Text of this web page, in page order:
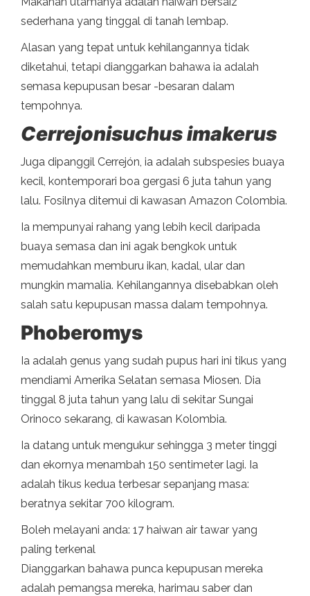
sederhana yang tinggal di tanah lembap.
Alasan yang tepat untuk kehilangannya tidak
diketahui, tetapi dianggarkan bahawa ia adalah
semasa kepupusan besar -besaran dalam
tempohnya.
Cerrejonisuchus imakerus
Juga dipanggil Cerrejón, ia adalah subspesies buaya
kecil, kontemporari boa gergasi 6 juta tahun yang
lalu. Fosilnya ditemui di kawasan Amazon Colombia.
Ia mempunyai rahang yang lebih kecil daripada
buaya semasa dan ini agak bengkok untuk
memudahkan memburu ikan, kadal, ular dan
mungkin mamalia. Kehilangannya disebabkan oleh
salah satu kepupusan massa dalam tempohnya.
Phoberomys
Ia adalah genus yang sudah pupus hari ini tikus yang
mendiami Amerika Selatan semasa Miosen. Dia
tinggal 8 juta tahun yang lalu di sekitar Sungai
Orinoco sekarang, di kawasan Kolombia.
Ia datang untuk mengukur sehingga 3 meter tinggi
dan ekornya menambah 150 sentimeter lagi. Ia
adalah tikus kedua terbesar sepanjang masa:
beratnya sekitar 700 kilogram.
Boleh melayani anda: 17 haiwan air tawar yang
paling terkenal
Dianggarkan bahawa punca kepupusan mereka
adalah pemangsa mereka, harimau saber dan